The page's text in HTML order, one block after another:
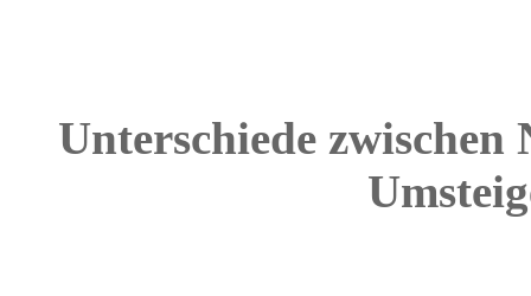
Unterschiede